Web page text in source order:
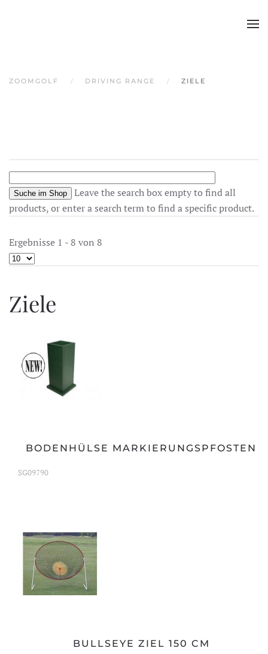
ZOOMGOLF DRIVING RANGE ZIELE
Leave the search box empty to find all
products, or enter a search term to find a specific product.
Ergebnisse 1 - 8 von 8
Ziele
BODENHÜLSE MARKIERUNGSPFOSTEN
SG09790
BULLSEYE ZIEL 150 CM